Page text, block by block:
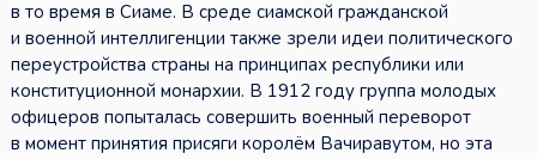
в то время в Сиаме. В среде сиамской гражданской
и военной интеллигенции также зрели идеи политического
переустройства страны на принципах республики или
конституционной монархии. В 1912 году группа молодых
офицеров попыталась совершить военный переворот
в момент принятия присяги королём Вачиравутом, но эта